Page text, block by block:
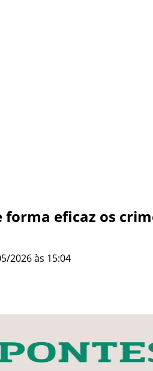
eficaz os
2026 às 15:04